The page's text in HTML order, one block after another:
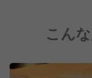
こん